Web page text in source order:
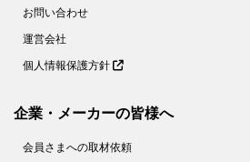
お問い合わせ
運営会社
個人情報保護方針
企業・メーカーの皆様へ
会員さまへの取材依頼